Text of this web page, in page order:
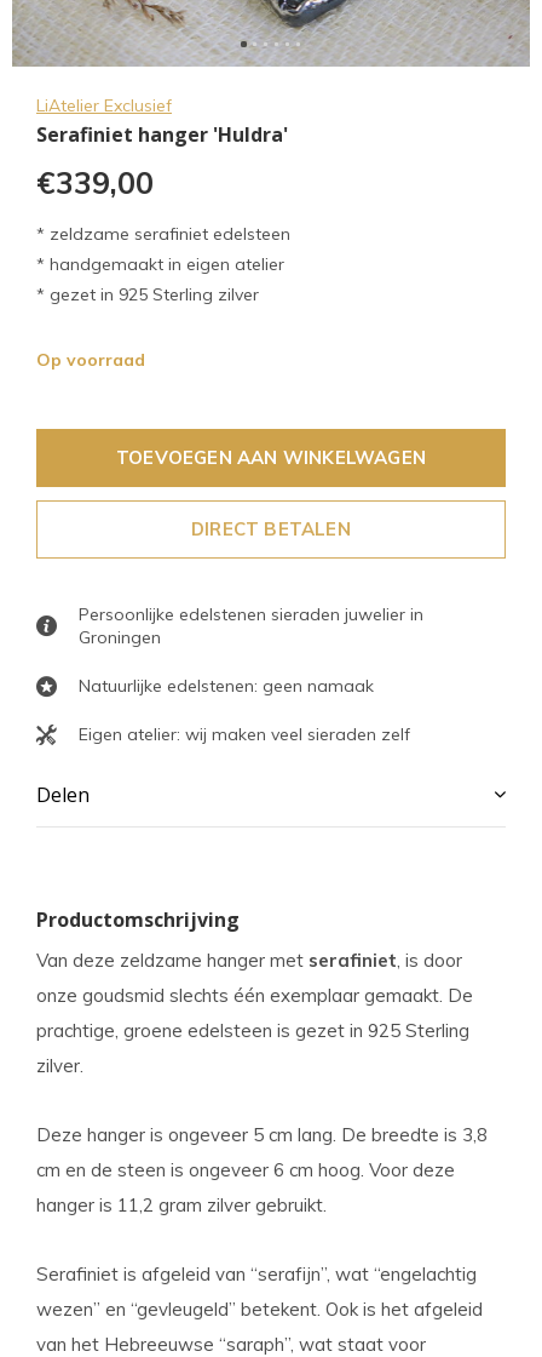
LiAtelier Exclusief
Serafiniet hanger 'Huldra'
€339,00
* zeldzame serafiniet edelsteen
* handgemaakt in eigen atelier
* gezet in 925 Sterling zilver
Op voorraad
TOEVOEGEN AAN WINKELWAGEN
DIRECT BETALEN
Persoonlijke edelstenen sieraden juwelier in
Groningen
Natuurlijke edelstenen: geen namaak
Eigen atelier: wij maken veel sieraden zelf
Delen
Productomschrijving
Van deze zeldzame hanger met serafiniet, is door
onze goudsmid slechts één exemplaar gemaakt. De
prachtige, groene edelsteen is gezet in 925 Sterling
zilver.
Deze hanger is ongeveer 5 cm lang. De breedte is 3,8
cm en de steen is ongeveer 6 cm hoog. Voor deze
hanger is 11,2 gram zilver gebruikt.
Serafiniet is afgeleid van “serafijn”, wat “engelachtig
wezen” en “gevleugeld” betekent. Ook is het afgeleid
van het Hebreeuwse “saraph”, wat staat voor